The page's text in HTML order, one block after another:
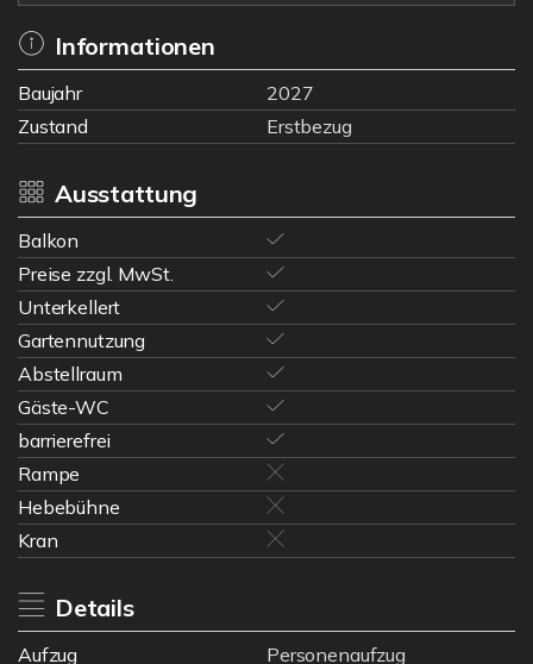
Informationen
Baujahr
2027
Zustand
Erstbezug
Ausstattung
Balkon
Preise zzgl. MwSt.
Unterkellert
Gartennutzung
Abstellraum
Gäste-WC
barrierefrei
Rampe
Hebebühne
Kran
Details
Aufzug
Personenaufzug